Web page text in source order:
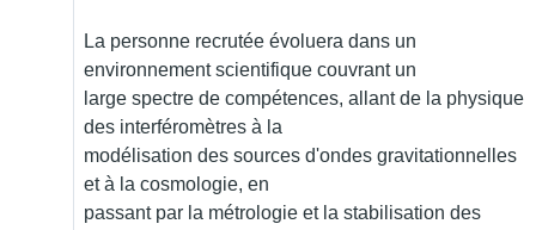
La personne recrutée évoluera dans un
environnement scientifique couvrant un
large spectre de compétences, allant de la physique
des interféromètres à la
modélisation des sources d'ondes gravitationnelles
et à la cosmologie, en
passant par la métrologie et la stabilisation des